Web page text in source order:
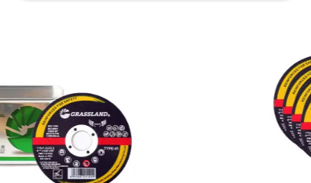
PRIVACY
POLICY